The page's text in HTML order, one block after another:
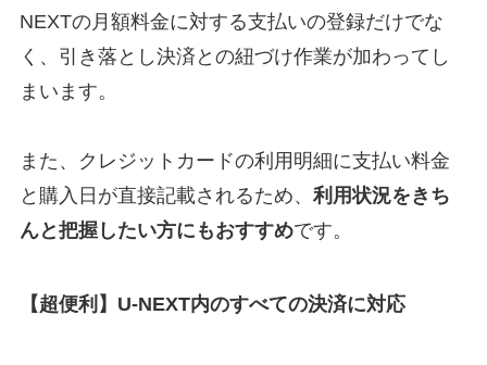
NEXTの月額料金に対する支払いの登録だけでな
く、引き落とし決済との紐づけ作業が加わってし
まいます。
また、クレジットカードの利用明細に支払い料金
と購入日が直接記載されるため、 利用状況をきち
んと把握したい方にもおすすめです。
【超便利】U-NEXT内のすべての決済に対応